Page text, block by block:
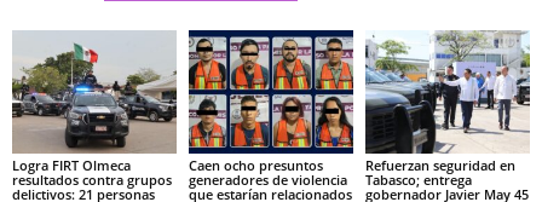
Logra FIRT Olmeca
resultados contra grupos
delictivos: 21 personas
Caen ocho presuntos
generadores de violencia
que estarían relacionados
Refuerzan seguridad en
Tabasco; entrega
gobernador Javier May 45